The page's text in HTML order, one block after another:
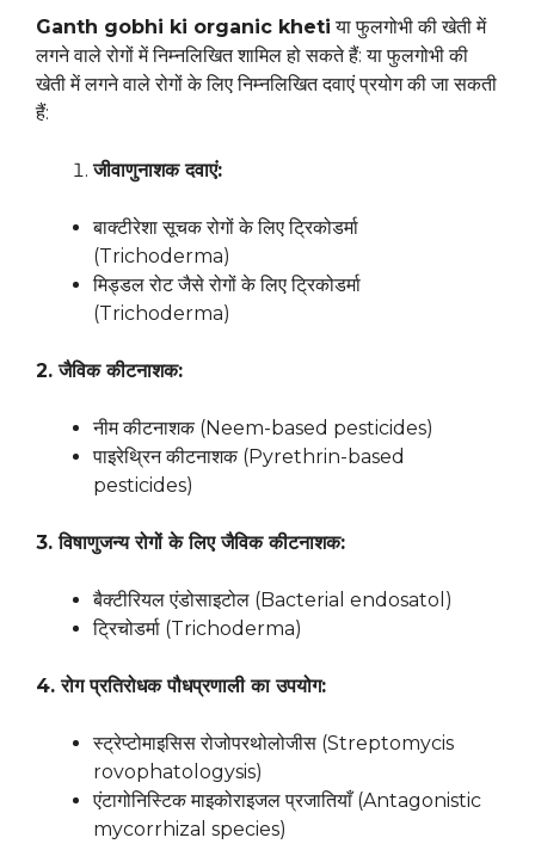
Ganth gobhi ki organic kheti या फुलगोभी की खेती में
लगने वाले रोगों में निम्नलिखित शामिल हो सकते हैं: या फुलगोभी की
खेती में लगने वाले रोगों के लिए निम्नलिखित दवाएं प्रयोग की जा सकती
हैं:
जीवाणुनाशक दवाएं:
बाक्टीरेशा सूचक रोगों के लिए ट्रिकोडर्मा
(Trichoderma)
मिड्डल रोट जैसे रोगों के लिए ट्रिकोडर्मा
(Trichoderma)
2. जैविक कीटनाशक:
नीम कीटनाशक (Neem-based pesticides)
पाइरेथ्रिन कीटनाशक (Pyrethrin-based
pesticides)
3. विषाणुजन्य रोगों के लिए जैविक कीटनाशक:
बैक्टीरियल एंडोसाइटोल (Bacterial endosatol)
ट्रिचोडर्मा (Trichoderma)
4. रोग प्रतिरोधक पौधप्रणाली का उपयोग:
स्ट्रेप्टोमाइसिस रोजोपरथोलोजीस (Streptomycis
rovophatologysis)
एंटागोनिस्टिक माइकोराइजल प्रजातियाँ (Antagonistic
mycorrhizal species)